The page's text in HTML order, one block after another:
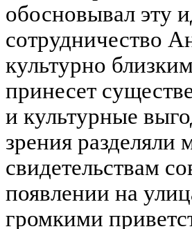
обосновывал эту
сотрудничество
культурно
принесет
и культурные
зрения
свидетельствам
появлении на
громкими